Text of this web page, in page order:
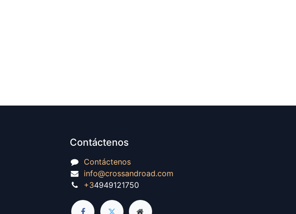
Contáctenos
Contáctenos
info@crossandroad.com
+34949121750